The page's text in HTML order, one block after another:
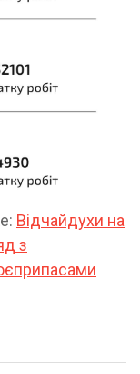
Відчайдухи на
з